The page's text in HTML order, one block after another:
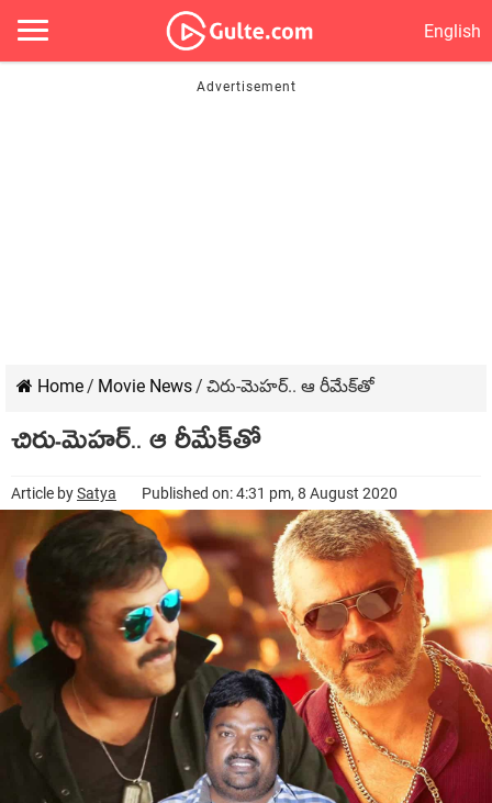
English
Home/ Movie News/ చిరు-మెహర్.. ఆ రీమేక్‌తో
చిరు-మెహర్.. ఆ రీమేక్‌తో
Article bySatya Published on: 4:31 pm, 8 August 2020